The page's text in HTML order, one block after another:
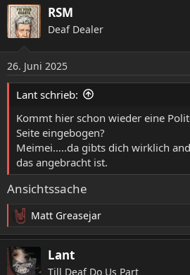
RSM
Deaf Dealer
26. Juni 2025
Lant schrieb:
Kommt hier schon wieder eine
Seite eingebogen?
Meimei…..da gibts dich wirklich
das angebracht ist.
Ansichtssache
R
e
a
k
Matt Greasejar
Lant
Till Deaf Do Us Part